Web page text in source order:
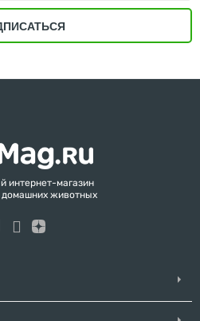
интернет-магазин
домашних животных